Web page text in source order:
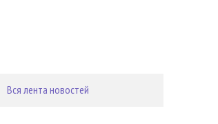
Вся лента новостей